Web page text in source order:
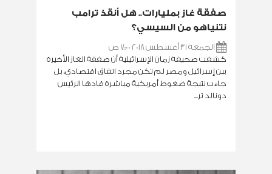
صفقة غاز بمليارات.. هل أنقذ ترامب
نتنياهو من السيسي؟
الجمعة 31 أغسطس 2018 7:00 ص
كشفت صحيفة زمان الإسرائيلية أن صفقة الغاز الأخيرة
بين إسرائيل ومصر لم تكن مجرد اتفاق اقتصادي، بل
جاءت نتيجة ضغوط أمريكية مباشرة قادها الرئيس
دونالد تر...